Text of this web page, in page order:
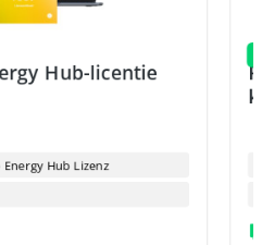
Hub-licentie
Energy Hub Lizenz